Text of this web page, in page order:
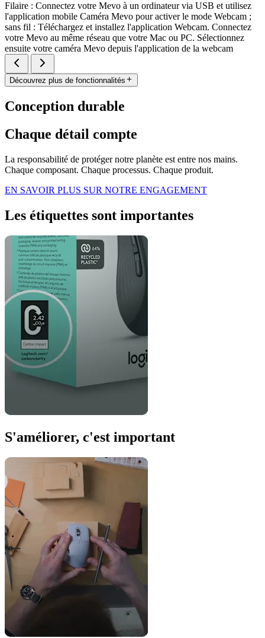
Filaire : Connectez votre Mevo à un ordinateur via USB et utilisez
l'application mobile Caméra Mevo pour activer le mode Webcam ;
sans fil : Téléchargez et installez l'application Webcam. Connectez
votre Mevo au même réseau que votre Mac ou PC. Sélectionnez
ensuite votre caméra Mevo depuis l'application de la webcam
Découvrez plus de fonctionnalités
Conception durable
Chaque détail compte
La responsabilité de protéger notre planète est entre nos mains.
Chaque composant. Chaque processus. Chaque produit.
EN SAVOIR PLUS SUR NOTRE ENGAGEMENT
Les étiquettes sont importantes
S'améliorer, c'est important